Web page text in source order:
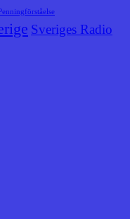
Penningförståelse
Sveriges Radio